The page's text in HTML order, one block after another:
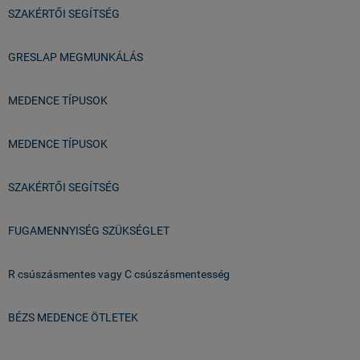
SZAKÉRTŐI SEGÍTSÉG
GRESLAP MEGMUNKÁLÁS
MEDENCE TÍPUSOK
MEDENCE TÍPUSOK
SZAKÉRTŐI SEGÍTSÉG
FUGAMENNYISÉG SZÜKSÉGLET
R csúszásmentes vagy C csúszásmentesség
BÉZS MEDENCE ÖTLETEK